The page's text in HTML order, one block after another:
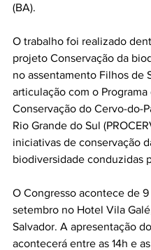
(BA).
O trabalho foi realizado
projeto Conservação da
no assentamento Filhos de
articulação com o Programa
Conservação do Cervo-do-
Rio Grande do Sul
iniciativas de conservação
biodiversidade conduzidas
O Congresso acontece de 9
setembro no Hotel Vila
Salvador. A apresentação
acontecerá entre as 14h e